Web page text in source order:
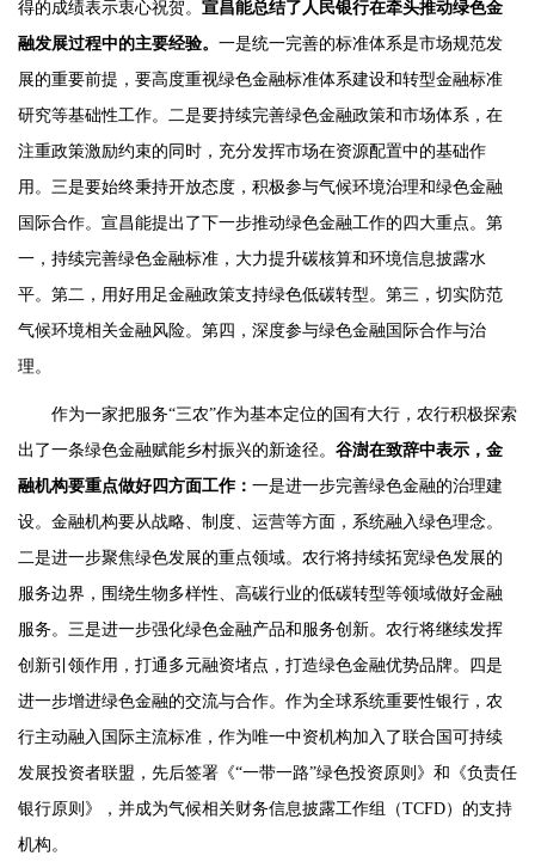
得的成绩表示衷心祝贺。 宣昌能总结了人民银行在牵头推动绿色金
融发展过程中的主要经验。 一是统一完善的标准体系是市场规范发
展的重要前提，要高度重视绿色金融标准体系建设和转型金融标准
研究等基础性工作。二是要持续完善绿色金融政策和市场体系，在
注重政策激励约束的同时，充分发挥市场在资源配置中的基础作
用。三是要始终秉持开放态度，积极参与气候环境治理和绿色金融
国际合作。宣昌能提出了下一步推动绿色金融工作的四大重点。第
一，持续完善绿色金融标准，大力提升碳核算和环境信息披露水
平。第二，用好用足金融政策支持绿色低碳转型。第三，切实防范
气候环境相关金融风险。第四，深度参与绿色金融国际合作与治
理。
作为一家把服务“三农”作为基本定位的国有大行，农行积极探索
出了一条绿色金融赋能乡村振兴的新途径。 谷澍在致辞中表示，金
融机构要重点做好四方面工作： 一是进一步完善绿色金融的治理建
设。金融机构要从战略、制度、运营等方面，系统融入绿色理念。
二是进一步聚焦绿色发展的重点领域。农行将持续拓宽绿色发展的
服务边界，围绕生物多样性、高碳行业的低碳转型等领域做好金融
服务。三是进一步强化绿色金融产品和服务创新。农行将继续发挥
创新引领作用，打通多元融资堵点，打造绿色金融优势品牌。四是
进一步增进绿色金融的交流与合作。作为全球系统重要性银行，农
行主动融入国际主流标准，作为唯一中资机构加入了联合国可持续
发展投资者联盟，先后签署《“一带一路”绿色投资原则》和《负责任
银行原则》，并成为气候相关财务信息披露工作组（TCFD）的支持
机构。